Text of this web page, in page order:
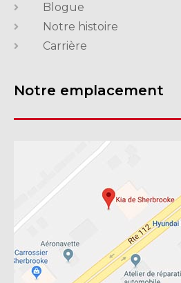
Blogue
Notre histoire
Carrière
Notre emplacement